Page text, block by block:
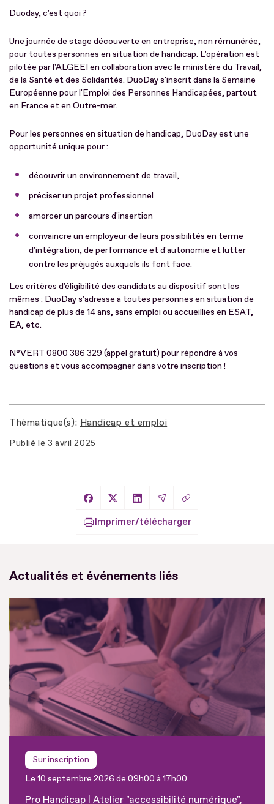
Duoday, c'est quoi ?
Une journée de stage découverte en entreprise, non rémunérée,
pour toutes personnes en situation de handicap. L'opération est
pilotée par l'ALGEEI en collaboration avec le ministère du Travail,
de la Santé et des Solidarités. DuoDay s'inscrit dans la Semaine
Européenne pour l'Emploi des Personnes Handicapées, partout
en France et en Outre-mer.
Pour les personnes en situation de handicap, DuoDay est une
opportunité unique pour :
découvrir un environnement de travail,
préciser un projet professionnel
amorcer un parcours d'insertion
convaincre un employeur de leurs possibilités en terme
d'intégration, de performance et d'autonomie et lutter
contre les préjugés auxquels ils font face.
Les critères d'éligibilité des candidats au dispositif sont les
mêmes : DuoDay s'adresse à toutes personnes en situation de
handicap de plus de 14 ans, sans emploi ou accueillies en ESAT,
EA, etc.
N°VERT 0800 386 329 (appel gratuit) pour répondre à vos
questions et vous accompagner dans votre inscription !
Thématique(s) Handicap et emploi
Publié le 3 avril 2025
Partager sur Facebook
Partager sur X
Partager sur LinkedIn
Partager par Email
Copier le lien
Imprimer/télécharger
Actualités et événements liés
Sur inscription
Le 10 septembre 2026 de 09h00 à 17h00
Pro Handicap | Atelier "accessibilité numérique",